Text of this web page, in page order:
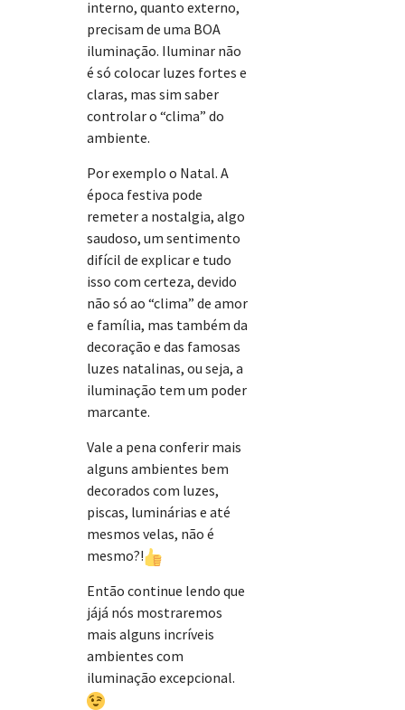
interno, quanto externo,
precisam de uma BOA
iluminação. Iluminar não
é só colocar luzes fortes e
claras, mas sim saber
controlar o “clima” do
ambiente.
Por exemplo o Natal. A
época festiva pode
remeter a nostalgia, algo
saudoso, um sentimento
difícil de explicar e tudo
isso com certeza, devido
não só ao “clima” de amor
e família, mas também da
decoração e das famosas
luzes natalinas, ou seja, a
iluminação tem um poder
marcante.
Vale a pena conferir mais
alguns ambientes bem
decorados com luzes,
piscas, luminárias e até
mesmos velas, não é
mesmo?!
Então continue lendo que
jájá nós mostraremos
mais alguns incríveis
ambientes com
iluminação excepcional.